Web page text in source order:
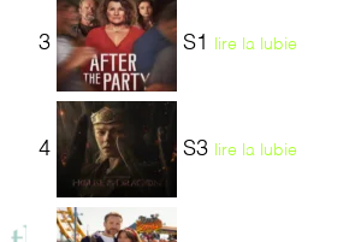
3 S1 lire la lubie
4 S3 lire la lubie